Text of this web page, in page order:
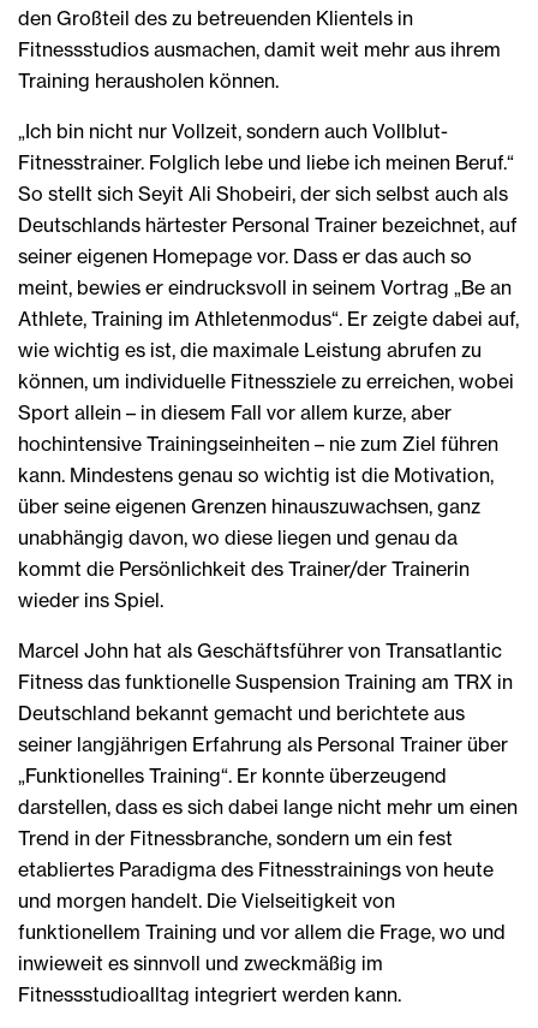
den Großteil des zu betreuenden Klientels in
Fitnessstudios ausmachen, damit weit mehr aus ihrem
Training herausholen können.
„Ich bin nicht nur Vollzeit, sondern auch Vollblut-
Fitnesstrainer. Folglich lebe und liebe ich meinen Beruf.“
So stellt sich Seyit Ali Shobeiri, der sich selbst auch als
Deutschlands härtester Personal Trainer bezeichnet, auf
seiner eigenen Homepage vor. Dass er das auch so
meint, bewies er eindrucksvoll in seinem Vortrag „Be an
Athlete, Training im Athletenmodus“. Er zeigte dabei auf,
wie wichtig es ist, die maximale Leistung abrufen zu
können, um individuelle Fitnessziele zu erreichen, wobei
Sport allein – in diesem Fall vor allem kurze, aber
hochintensive Trainingseinheiten – nie zum Ziel führen
kann. Mindestens genau so wichtig ist die Motivation,
über seine eigenen Grenzen hinauszuwachsen, ganz
unabhängig davon, wo diese liegen und genau da
kommt die Persönlichkeit des Trainer/der Trainerin
wieder ins Spiel.
Marcel John hat als Geschäftsführer von Transatlantic
Fitness das funktionelle Suspension Training am TRX in
Deutschland bekannt gemacht und berichtete aus
seiner langjährigen Erfahrung als Personal Trainer über
„Funktionelles Training“. Er konnte überzeugend
darstellen, dass es sich dabei lange nicht mehr um einen
Trend in der Fitnessbranche, sondern um ein fest
etabliertes Paradigma des Fitnesstrainings von heute
und morgen handelt. Die Vielseitigkeit von
funktionellem Training und vor allem die Frage, wo und
inwieweit es sinnvoll und zweckmäßig im
Fitnessstudioalltag integriert werden kann.